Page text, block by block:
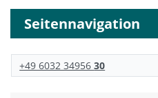
Seitennavigation
+49 6032 3495630